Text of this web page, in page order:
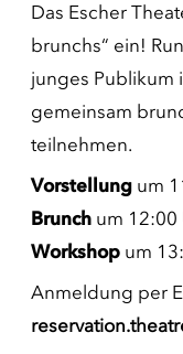
Das Escher
brunchs“ ein!
junges Publikum
gemeinsam
teilnehmen.
Vorstellung um
Brunch um 12:00
Workshop um
Anmeldung per